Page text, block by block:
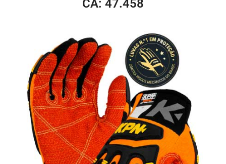
CA: 47.458